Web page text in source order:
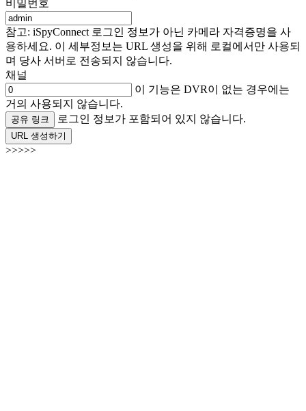
비밀번호
참고: iSpyConnect 로그인 정보가 아닌 카메라 자격증명을 사
용하세요. 이 세부정보는 URL 생성을 위해 로컬에서만 사용되
며 당사 서버로 전송되지 않습니다.
채널
이 기능은 DVR이 없는 경우에는
거의 사용되지 않습니다.
공유 링크 로그인 정보가 포함되어 있지 않습니다.
URL 생성하기
>>>>>